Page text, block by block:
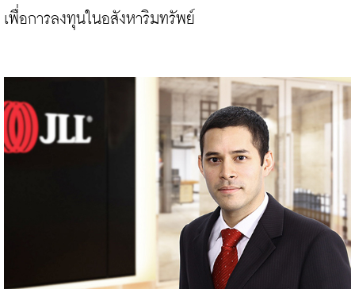
เพื่อการลงทุนในอสังหาริมทรัพย์